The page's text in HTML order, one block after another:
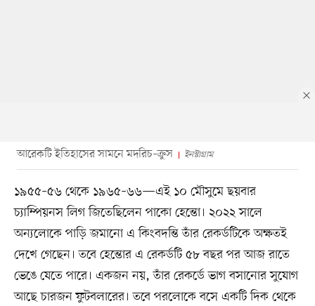
আরেকটি ইতিহাসের সামনে মদরিচ–ক্রুস ইনস্টাগ্রাম
১৯৫৫–৫৬ থেকে ১৯৬৫–৬৬—এই ১০ মৌসুমে ছয়বার
চ্যাম্পিয়নস লিগ জিতেছিলেন পাকো হেন্তো। ২০২২ সালে
অন্যলোকে পাড়ি জমানো এ কিংবদন্তি তাঁর রেকর্ডটিকে অক্ষতই
দেখে গেছেন। তবে হেন্তোর এ রেকর্ডটি ৫৮ বছর পর আজ রাতে
ভেঙে যেতে পারে। একজন নয়, তাঁর রেকর্ডে ভাগ বসানোর সুযোগ
আছে চারজন ফুটবলারের। তবে পরলোকে বসে একটি দিক থেকে